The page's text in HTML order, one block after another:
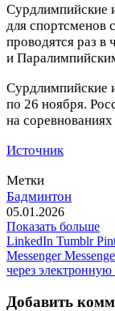
Сурдлимпийские
для спортсменов
проводятся раз в
и
Сурдлимпийские
по 26 ноября.
на
Источник
Метки
Бадминтон
05.01.2026
Показать больше
LinkedIn Tumblr
Messenger
через электронную
Добавить